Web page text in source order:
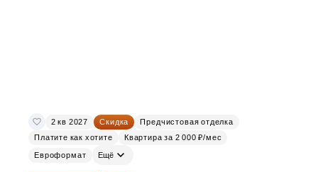
2 кв 2027 Скидка
Предчистовая отделка
Платите как хотите
Квартира за 2 000 ₽/мес
Евроформат Ещё